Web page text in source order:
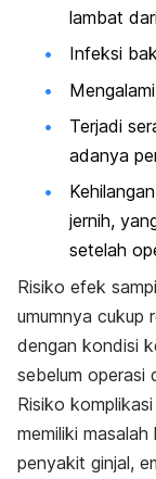
lambat
Infeksi
Terjadi
adanya
jernih,
setelah
Risiko efek
umumnya cukup
dengan kondisi
sebelum operasi
Risiko
memiliki
penyakit ginjal,